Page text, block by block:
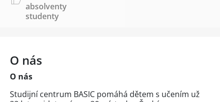
absolventy
studenty
O nás
O nás
Studijní centrum BASIC pomáhá dětem s učením už